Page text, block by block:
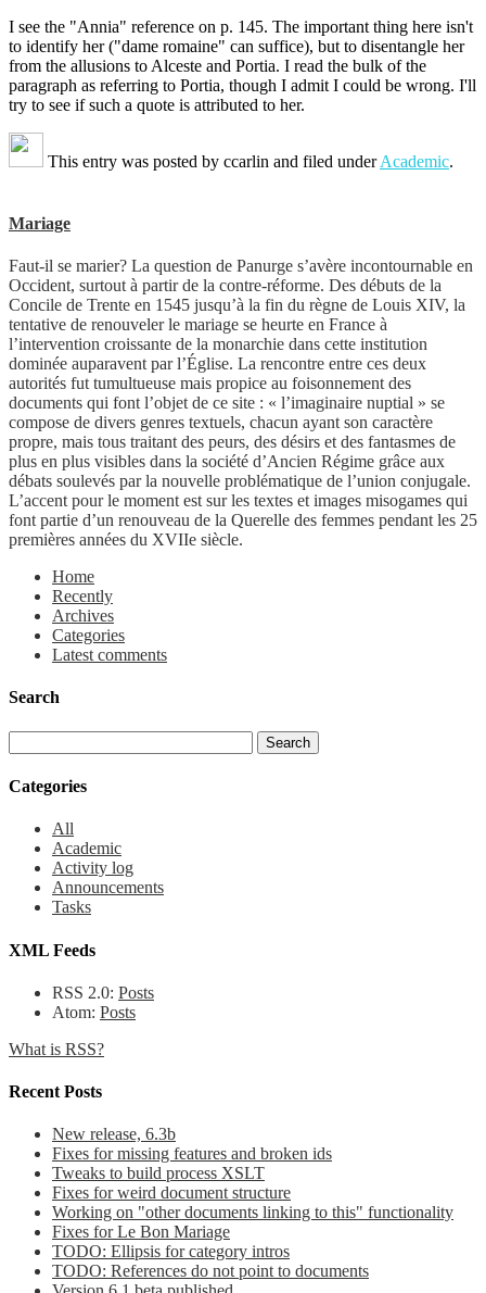
I see the "Annia" reference on p. 145. The important thing here isn't
to identify her ("dame romaine" can suffice), but to disentangle her
from the allusions to Alceste and Portia. I read the bulk of the
paragraph as referring to Portia, though I admit I could be wrong. I'll
try to see if such a quote is attributed to her.
This entry was posted by ccarlin and filed underAcademic.
Mariage
Faut-il se marier? La question de Panurge s’avère incontournable en
Occident, surtout à partir de la contre-réforme. Des débuts de la
Concile de Trente en 1545 jusqu’à la fin du règne de Louis XIV, la
tentative de renouveler le mariage se heurte en France à
l’intervention croissante de la monarchie dans cette institution
dominée auparavent par l’Église. La rencontre entre ces deux
autorités fut tumultueuse mais propice au foisonnement des
documents qui font l’objet de ce site : « l’imaginaire nuptial » se
compose de divers genres textuels, chacun ayant son caractère
propre, mais tous traitant des peurs, des désirs et des fantasmes de
plus en plus visibles dans la société d’Ancien Régime grâce aux
débats soulevés par la nouvelle problématique de l’union conjugale.
L’accent pour le moment est sur les textes et images misogames qui
font partie d’un renouveau de la Querelle des femmes pendant les 25
premières années du XVIIe siècle.
Home
Recently
Archives
Categories
Latest comments
Search
Categories
All
Academic
Activity log
Announcements
Tasks
XML Feeds
RSS 2.0: Posts
Atom: Posts
What is RSS?
Recent Posts
New release, 6.3b
Fixes for missing features and broken ids
Tweaks to build process XSLT
Fixes for weird document structure
Working on "other documents linking to this" functionality
Fixes for Le Bon Mariage
TODO: Ellipsis for category intros
TODO: References do not point to documents